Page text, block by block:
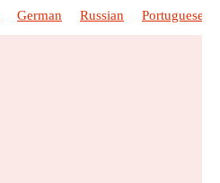
German Russian Portuguese